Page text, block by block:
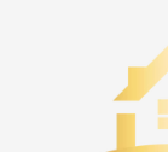
Página inicial